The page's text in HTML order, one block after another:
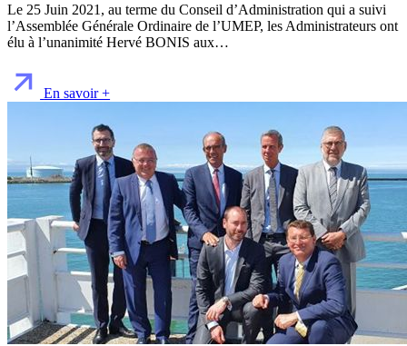
Le 25 Juin 2021, au terme du Conseil d’Administration qui a suivi
l’Assemblée Générale Ordinaire de l’UMEP, les Administrateurs ont
élu à l’unanimité Hervé BONIS aux…
En savoir +